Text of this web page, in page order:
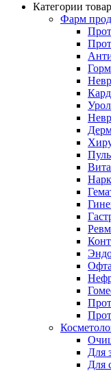
Категории
Фарм
Для
Для